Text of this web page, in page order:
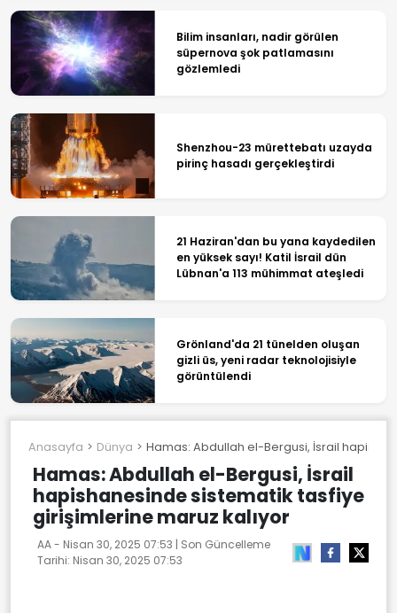
Bilim insanları, nadir görülen
süpernova şok patlamasını
gözlemledi
Shenzhou-23 mürettebatı uzayda
pirinç hasadı gerçekleştirdi
21 Haziran'dan bu yana kaydedilen
en yüksek sayı! Katil İsrail dün
Lübnan'a 113 mühimmat ateşledi
Grönland'da 21 tünelden oluşan
gizli üs, yeni radar teknolojisiyle
görüntülendi
Anasayfa Dünya Hamas: Abdullah el-Bergusi, İsrail
Hamas: Abdullah el-Bergusi, İsrail
hapishanesinde sistematik tasfiye
girişimlerine maruz kalıyor
AA - Nisan 30, 2025 07:53 | Son Güncelleme
Tarihi: Nisan 30, 2025 07:53